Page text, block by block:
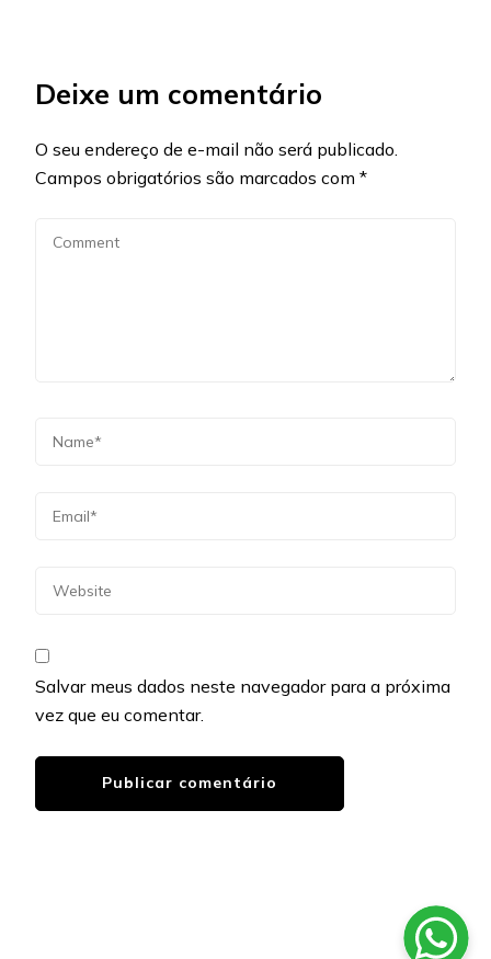
Deixe um comentário
O seu endereço de e-mail não será publicado.
Campos obrigatórios são marcados com *
Salvar meus dados neste navegador para a próxima
vez que eu comentar.